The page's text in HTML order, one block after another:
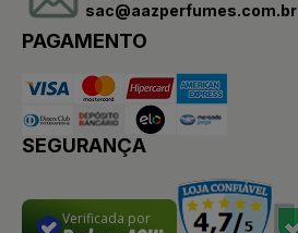
sac@aazperfumes.com.br
PAGAMENTO
SEGURANÇA
Verificada por